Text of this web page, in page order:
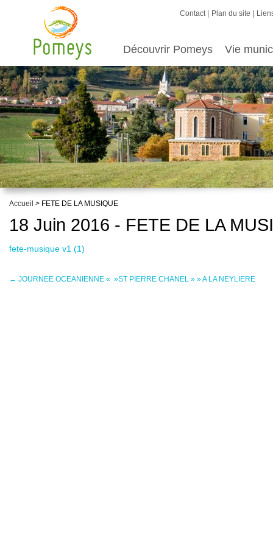
Contact Plan du site
Découvrir Pomeys Vie
Accueil > FETE DE LA MUSIQUE
18 Juin 2016 - FETE DE LA
fete-musique v1 (1)
← JOURNEE OCEANIENNE « »ST PIERRE CHANEL » » A LA NEYLIERE